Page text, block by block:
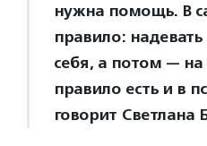
нужна помощь. В
правило:
себя, а потом — на
правило есть и в
говорит Светлана